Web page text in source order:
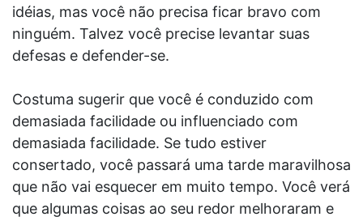
idéias, mas você não precisa ficar bravo com
ninguém. Talvez você precise levantar suas
defesas e defender-se.
Costuma sugerir que você é conduzido com
demasiada facilidade ou influenciado com
demasiada facilidade. Se tudo estiver
consertado, você passará uma tarde maravilhosa
que não vai esquecer em muito tempo. Você verá
que algumas coisas ao seu redor melhoraram e